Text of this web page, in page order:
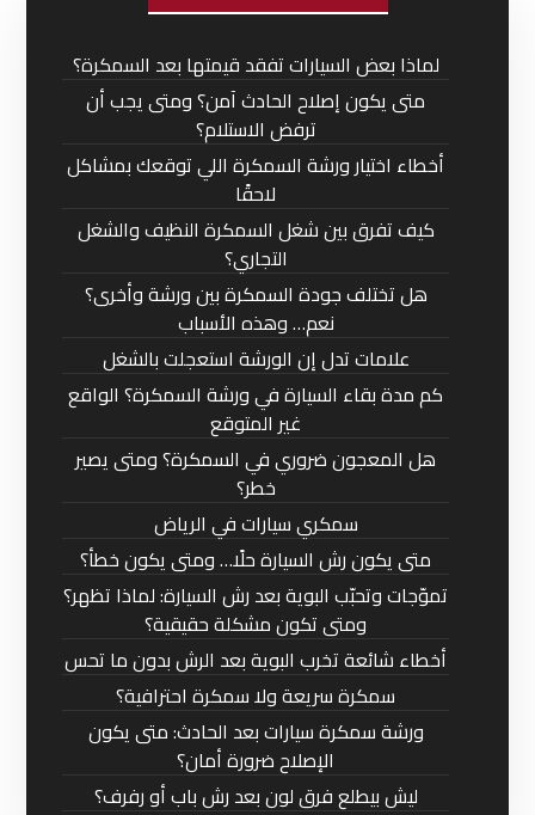
لماذا بعض السيارات تفقد قيمتها بعد السمكرة؟
متى يكون إصلاح الحادث آمن؟ ومتى يجب أن
ترفض الاستلام؟
أخطاء اختيار ورشة السمكرة اللي توقعك بمشاكل
لاحقًا
كيف تفرق بين شغل السمكرة النظيف والشغل
التجاري؟
هل تختلف جودة السمكرة بين ورشة وأخرى؟
نعم… وهذه الأسباب
علامات تدل إن الورشة استعجلت بالشغل
كم مدة بقاء السيارة في ورشة السمكرة؟ الواقع
غير المتوقع
هل المعجون ضروري في السمكرة؟ ومتى يصير
خطر؟
سمكري سيارات في الرياض
متى يكون رش السيارة حلًا… ومتى يكون خطأ؟
تموّجات وتحبّب البوية بعد رش السيارة: لماذا تظهر؟
ومتى تكون مشكلة حقيقية؟
أخطاء شائعة تخرب البوية بعد الرش بدون ما تحس
سمكرة سريعة ولا سمكرة احترافية؟
ورشة سمكرة سيارات بعد الحادث: متى يكون
الإصلاح ضرورة أمان؟
ليش بيطلع فرق لون بعد رش باب أو رفرف؟